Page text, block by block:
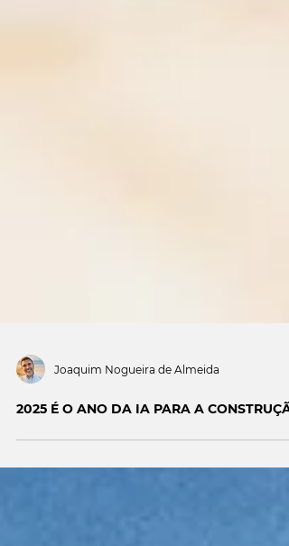
Joaquim Nogueira de Almeida
2025 É O ANO DA IA PARA A